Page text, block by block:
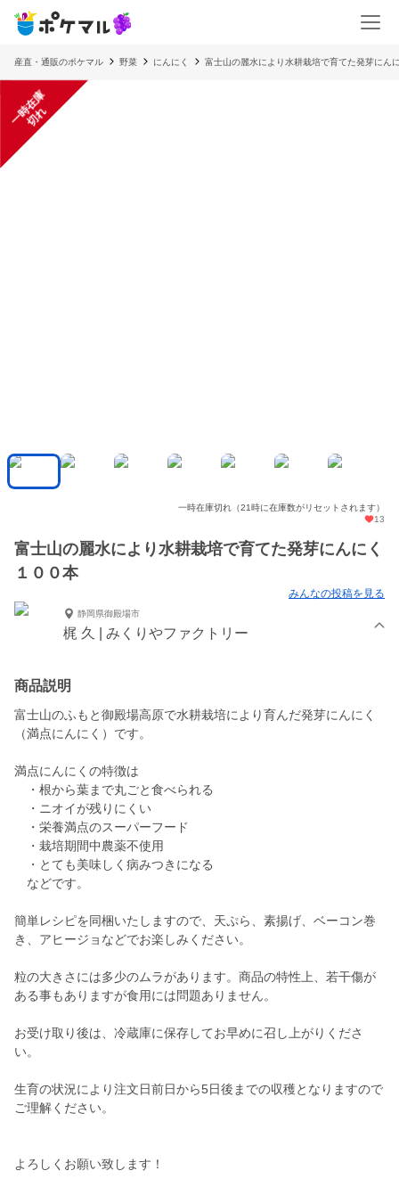
産直・通販のポケマル 野菜 にんにく 富士山の麗水により水耕栽培で育てた発芽にん
一
時
在
庫
切
れ
一時在庫切れ（21時に在庫数がリセットされます）
13
富士山の麗水により水耕栽培で育てた発芽にんにく
１００本
みんなの投稿を見る
静岡県御殿場市
梶 久 | みくりやファクトリー
商品説明
富士山のふもと御殿場高原で水耕栽培により育んだ発芽にんにく
（満点にんにく）です。
満点にんにくの特徴は
・根から葉まで丸ごと食べられる
・ニオイが残りにくい
・栄養満点のスーパーフード
・栽培期間中農薬不使用
・とても美味しく病みつきになる
などです。
簡単レシピを同梱いたしますので、天ぷら、素揚げ、ベーコン巻
き、アヒージョなどでお楽しみください。
粒の大きさには多少のムラがあります。商品の特性上、若干傷が
ある事もありますが食用には問題ありません。
お受け取り後は、冷蔵庫に保存してお早めに召し上がりくださ
い。
生育の状況により注文日前日から5日後までの収穫となりますので
ご理解ください。